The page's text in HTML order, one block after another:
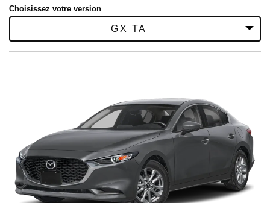
Choisissez votre version
GX TA